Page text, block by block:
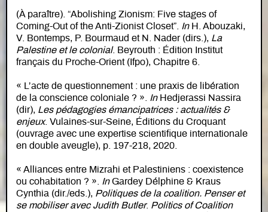
(À paraître). “Abolishing Zionism: Five stages of
Coming-Out of the Anti-Zionist Closet”. InH. Abouzaki,
V. Bontemps, P. Bourmaud et N. Nader (dirs.), La
Palestine et le colonial. Beyrouth : Édition Institut
français du Proche-Orient (Ifpo), Chapitre 6.
« L’acte de questionnement : une praxis de libération
de la conscience coloniale ? ». In Hedjerassi Nassira
(dir), Les pédagogies émancipatrices : actualités &
enjeux. Vulaines-sur-Seine, Éditions du Croquant
(ouvrage avec une expertise scientifique internationale
en double aveugle), p. 197-218, 2020.
« Alliances entre Mizrahi et Palestiniens : coexistence
ou cohabitation ? ». InGardey Délphine & Kraus
Cynthia (dir./eds.), Politiques de la coalition. Penser et
se mobiliser avec Judith Butler. Politics of Coalition